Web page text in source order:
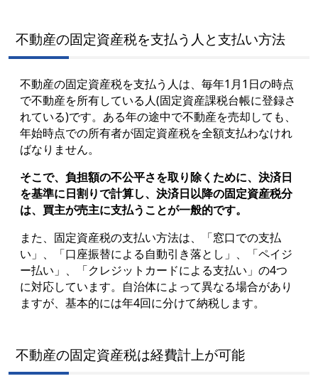
不動産の固定資産税を支払う人と支払い方法
不動産の固定資産税を支払う人は、毎年1月1日の時点
で不動産を所有している人(固定資産課税台帳に登録さ
れている)です。ある年の途中で不動産を売却しても、
年始時点での所有者が固定資産税を全額支払わなけれ
ばなりません。
そこで、負担額の不公平さを取り除くために、決済日
を基準に日割りで計算し、決済日以降の固定資産税分
は、買主が売主に支払うことが一般的です。
また、固定資産税の支払い方法は、「窓口での支払
い」、「口座振替による自動引き落とし」、「ペイジ
ー払い」、「クレジットカードによる支払い」の4つ
に対応しています。自治体によって異なる場合があり
ますが、基本的には年4回に分けて納税します。
不動産の固定資産税は経費計上が可能